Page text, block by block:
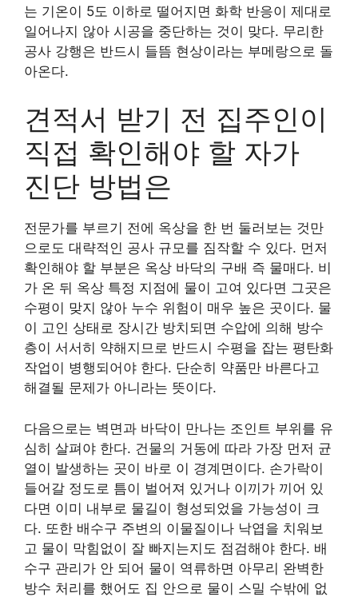
는 기온이 5도 이하로 떨어지면 화학 반응이 제대로
일어나지 않아 시공을 중단하는 것이 맞다. 무리한
공사 강행은 반드시 들뜸 현상이라는 부메랑으로 돌
아온다.
견적서 받기 전 집주인이
직접 확인해야 할 자가
진단 방법은
전문가를 부르기 전에 옥상을 한 번 둘러보는 것만
으로도 대략적인 공사 규모를 짐작할 수 있다. 먼저
확인해야 할 부분은 옥상 바닥의 구배 즉 물매다. 비
가 온 뒤 옥상 특정 지점에 물이 고여 있다면 그곳은
수평이 맞지 않아 누수 위험이 매우 높은 곳이다. 물
이 고인 상태로 장시간 방치되면 수압에 의해 방수
층이 서서히 약해지므로 반드시 수평을 잡는 평탄화
작업이 병행되어야 한다. 단순히 약품만 바른다고
해결될 문제가 아니라는 뜻이다.
다음으로는 벽면과 바닥이 만나는 조인트 부위를 유
심히 살펴야 한다. 건물의 거동에 따라 가장 먼저 균
열이 발생하는 곳이 바로 이 경계면이다. 손가락이
들어갈 정도로 틈이 벌어져 있거나 이끼가 끼어 있
다면 이미 내부로 물길이 형성되었을 가능성이 크
다. 또한 배수구 주변의 이물질이나 낙엽을 치워보
고 물이 막힘없이 잘 빠지는지도 점검해야 한다. 배
수구 관리가 안 되어 물이 역류하면 아무리 완벽한
방수 처리를 했어도 집 안으로 물이 스밀 수밖에 없